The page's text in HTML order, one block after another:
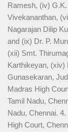
Ramesh, (iv)
Vivekananthan,
Nagarajan Dilip
and (ix) Dr. P.
(xii) Smt.
Karthikeyan, (xiv)
Gunasekaran,
Madras High
Tamil Nadu,
Nadu, Chennai.
High Court,